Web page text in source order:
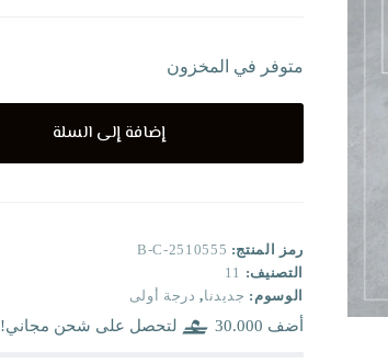
متوفر في المخزون
إضافة إلى السلة
رمز المنتج: B-C-2510555
التصنيف: 11
الوسوم: جديدنا, درجة أولى
أضف 30.000 لتحصل على شحن مجاني!